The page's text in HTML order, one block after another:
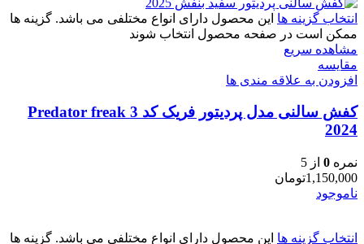
انتخاب گزینه ها این محصول دارای انواع مختلفی می باشد. گزینه ها
ممکن است در صفحه محصول انتخاب شوند
مشاهده سریع
مقایسه
افزودن به علاقه مندی ها
کفش سالنی مدل پردیتور فریک کد 3 Predator freak
2024
نمره 0 از 5
1,150,000تومان
ناموجود
انتخاب گزینه ها این محصول دارای انواع مختلفی می باشد. گزینه ها